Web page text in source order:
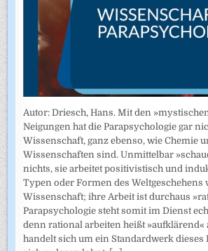
Autor: Driesch, Hans. Mit den
Neigungen hat die Parapsychologie gar
Wissenschaft, ganz ebenso, wie Chemie
Wissenschaften sind. Unmittelbar
nichts, sie arbeitet positivistisch und
Typen oder Formen des Weltgeschehens
Wissenschaft; ihre Arbeit ist durchaus
Parapsychologie steht somit im Dienst
denn rational arbeiten heißt »aufklärend«
handelt sich um ein Standardwerk dieses